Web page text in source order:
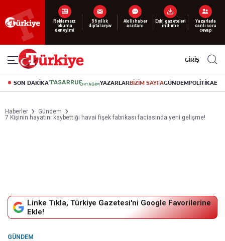
Yeni nesil dijital
abonelik 19 TL’den başlayan fiyatlarla.
GİRİŞ
SON DAKİKA YAZARLARBİZİM SAYFAGÜNDEMPOLİTİKA
Haberler
Gündem
7 Kişinin hayatını kaybettiği havai fişek fabrikası faciasında yeni gelişme!
Linke Tıkla, Türkiye Gazetesi'ni Google Favorilerine
Ekle!
GÜNDEM